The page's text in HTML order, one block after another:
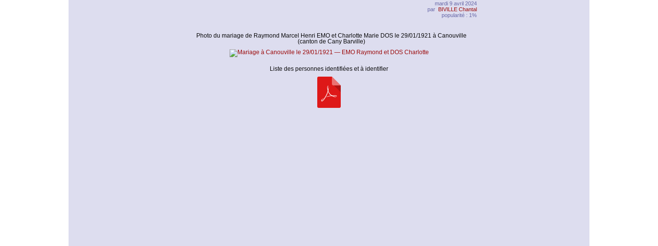
mardi 9 avril 2024
par BIVILLE Chantal
popularité : 1%
Photo du mariage de Raymond Marcel Henri EMO et Charlotte Marie DOS le 29/01/1921 à Canouville
(canton de Cany Barville)
Liste des personnes identifiées et à identifier